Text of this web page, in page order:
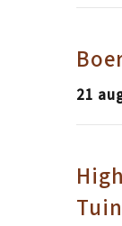
21
Tuin